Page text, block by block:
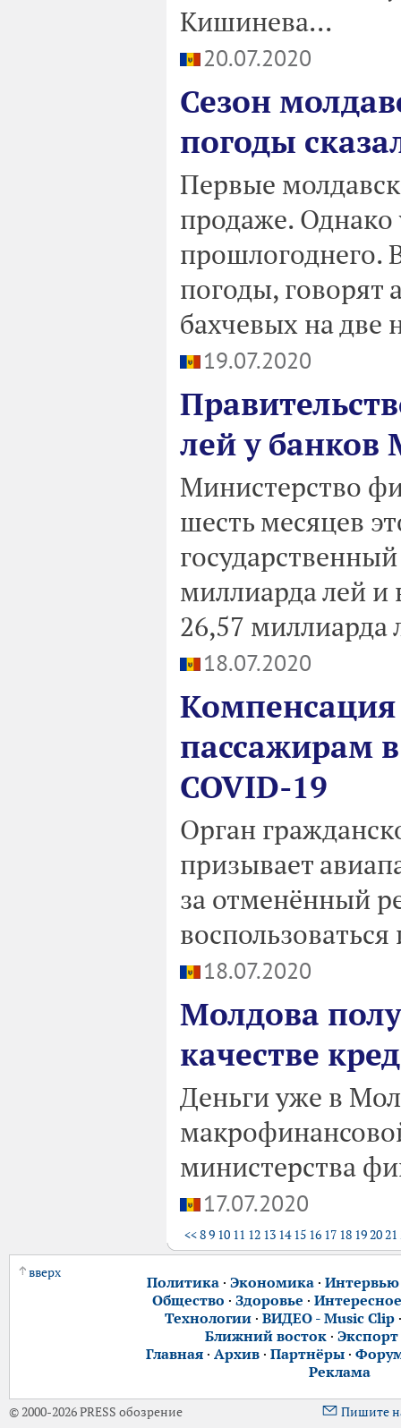
Кишинева...
20.07.2020
Сезон
погоды
Первые
продаже. Однако
прошлогоднего.
погоды, говорят
бахчевых на две
19.07.2020
лей у
Министерство
шесть месяцев
миллиарда лей и
26,57 миллиарда
18.07.2020
пассажирам
COVID-19
Орган
призывает
за отменённый
18.07.2020
Молдова
качестве
Деньги уже в
министерства
17.07.2020
<<89 10 11 12 13 14 15 16 17 18 192021
вверх
Политика· Экономика· Интервью
Общество · Здоровье · Интересное
Технологии· ВИДЕО - Music Clip
Ближний восток ·
Главная· Архив· Партнёры·
Реклама
© 2000-2026 PRESS обозрение
Пишите